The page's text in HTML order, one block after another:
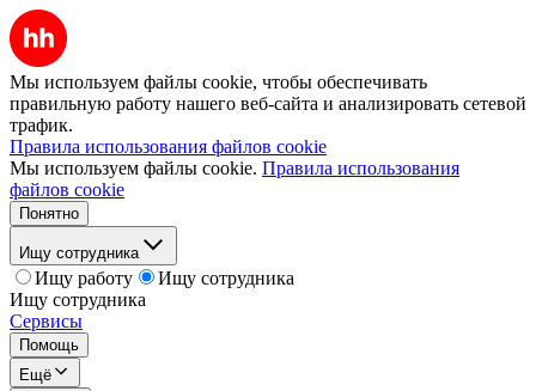
Мы используем файлы cookie, чтобы обеспечивать
правильную работу нашего веб-сайта и анализировать сетевой
трафик.
Правила использования файлов cookie
Мы используем файлы cookie. Правила использования
файлов cookie
Понятно
Ищу сотрудника
Ищу работу
Ищу сотрудника
Ищу сотрудника
Сервисы
Помощь
Ещё